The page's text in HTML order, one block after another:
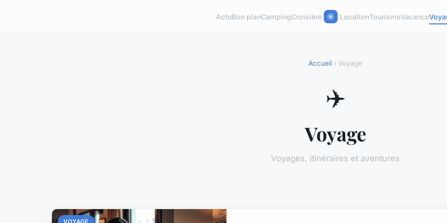
ActuBon planCampingCroisière LocationTourismeVacance
Accueil › Voyage
✈️
Voyage
Voyages, itinéraires et aventures
VOYAGE